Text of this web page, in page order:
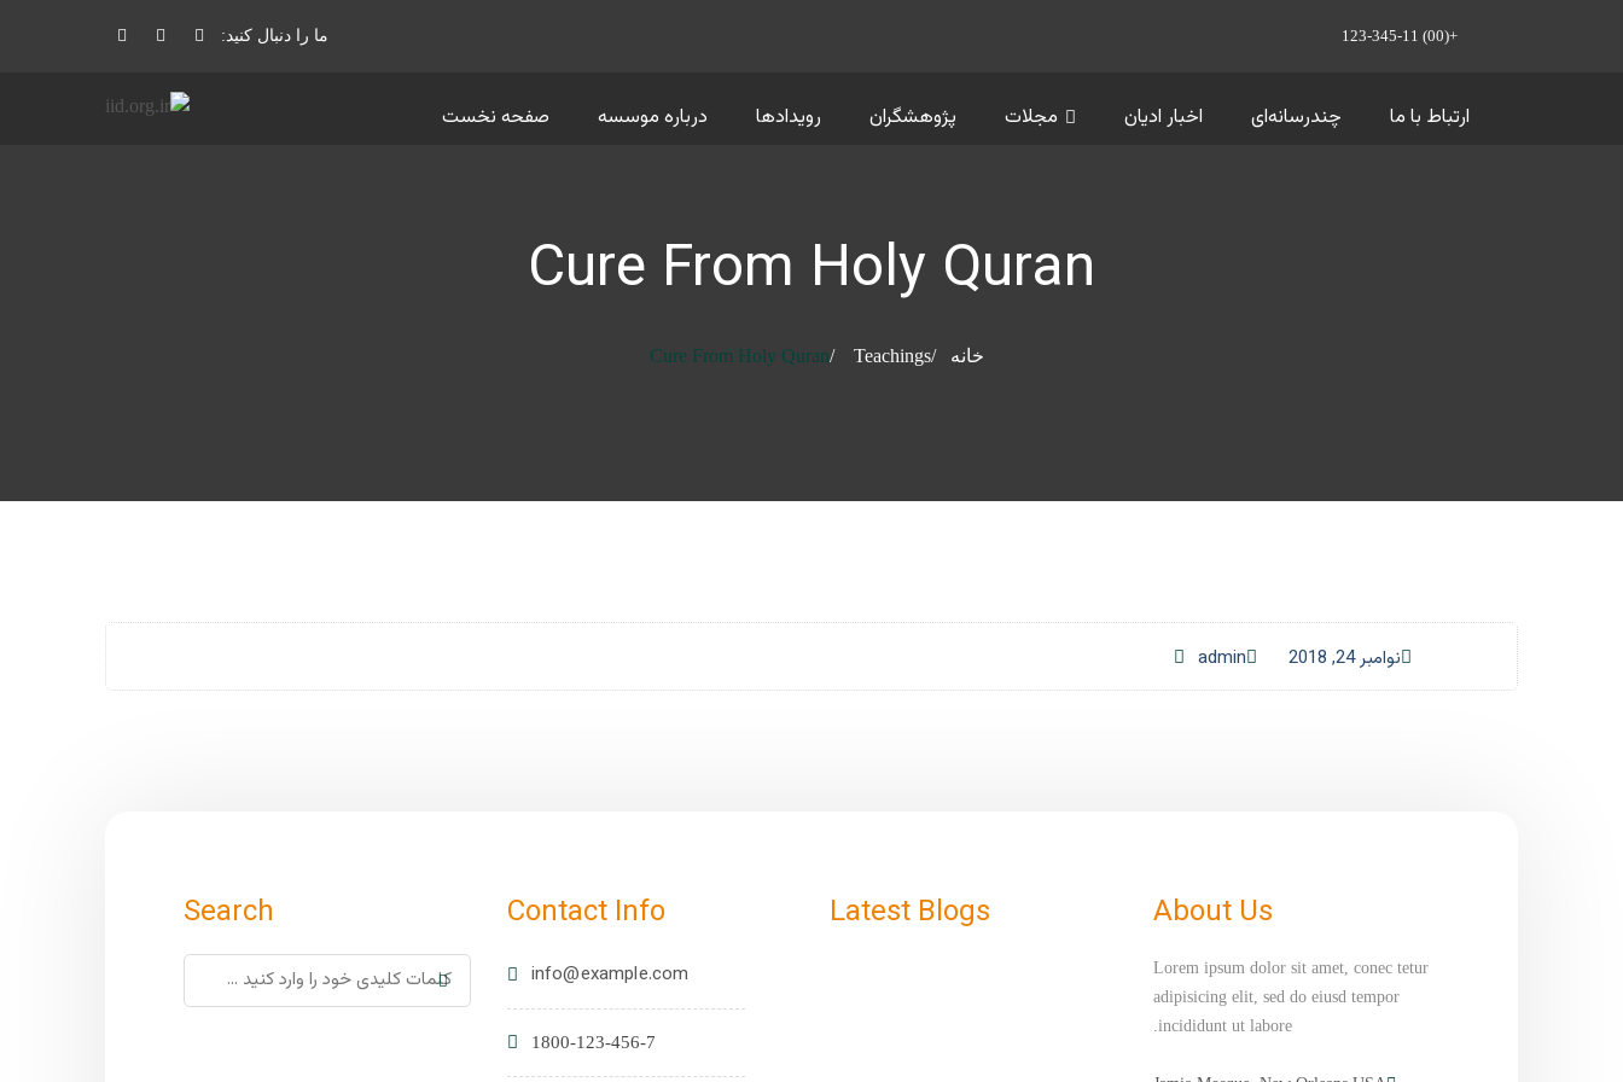
ما را دنبال کنید: +(00) 123-345-11
صفحه نخست درباره موسسه رویدادها پژوهشگران مجلات اخبار ادیان چندرسانه‌ای ارتباط با ما
Cure From Holy Quran
خانه Teachings
Cure From Holy Quran
نوامبر 24, 2018 admin
About Us
Lorem ipsum dolor sit amet, conec tetur
adipisicing elit, sed do eiusd tempor
incididunt ut labore.
Latest Blogs
Contact Info
info@example.com
1800-123-456-7
Search